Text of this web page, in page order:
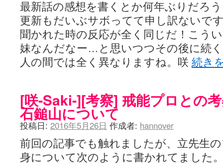
from A to K / [咲-saki-][麻雀ゲーム]【ゲーム】セガのMJシリーズで2年
紺フェス - 咲-Saki- / 【越谷SS】とろけそうな日
(15:31)
ユズポニッキ - 咲-Saki- / ☆ #咲実写 ☆告知☆オンライン上映会☆ 阿
ああ、あの牌？ - 咲-Saki- / シノハユ菰沢中関連(江津・大田)の登場舞
宮守大好き帳 / 告知
(13:04)
麻雀アニメ＆麻雀ゲームあれこれ / 厄介な相手だよ！ あんたは
ばるのまーじゃん日和 - 咲-saki- / クリスマス！！そして…
(10:28)
ひまじんひまんじ / 読書の秋、と言います故
(08:00)
煌-Subara- - 咲-saki- / シノハユ感想 (13:19)
SYNTH 2006 - 咲 -Saki- / 阿知賀編をドヤ顔に着目しながらまたまた読
かえんだん - 咲-Saki- / 朱里「そげなこつ私がやっておきますから！」
Saki-1 グランプリ ～咲ワン～ / しわが誕生することは老化現象だと
木と木と木 - 咲-saki- / 新道寺の本
(00:00)
ヤンデレ・狂気の百合SSブログ / 【咲-Saki-SS：久咲】そして私たち
迷子の坊やのみちくさ日記 / 【連載感想】宮永照についてのあれこれ
最新話の感想を書くとか何年ぶりだろ
更新もだいぶサボってて申し訳ないで
聞かれた時の反応が全く同じだ！こう
妹なんだなー…と思いつつその後に続
人の間では全く異なりますね。咲 続き
[咲-Saki-][考察] 戒能プロとの
石鎚山について
投稿日: 2016年5月26日 作成者: hannover
前回の記事でも触れましたが、立先生
身について次のように書かれてました